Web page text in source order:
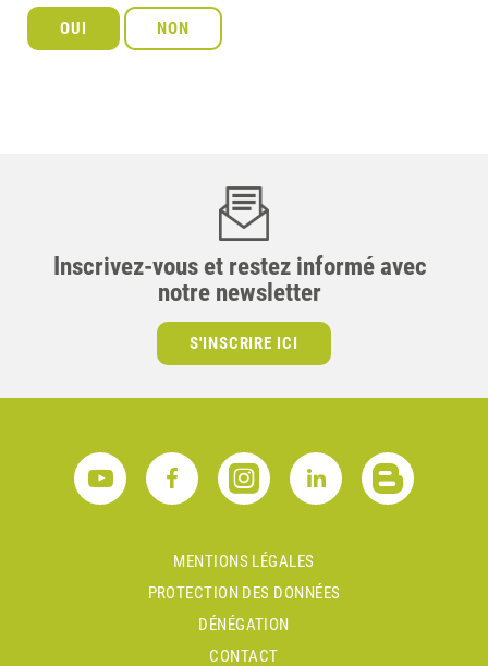
Inscrivez-vous et restez informé avec
notre newsletter
S'INSCRIRE ICI
MENTIONS LÉGALES
PROTECTION DES DONNÉES
DÉNÉGATION
CONTACT